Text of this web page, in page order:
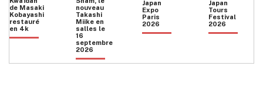
de Masaki
Kobayashi
restauré
en 4k
nouveau
Takashi
Miike en
salles le
16
septembre
2026
Japan
Expo
Paris
2026
Japan
Tours
Festival
2026